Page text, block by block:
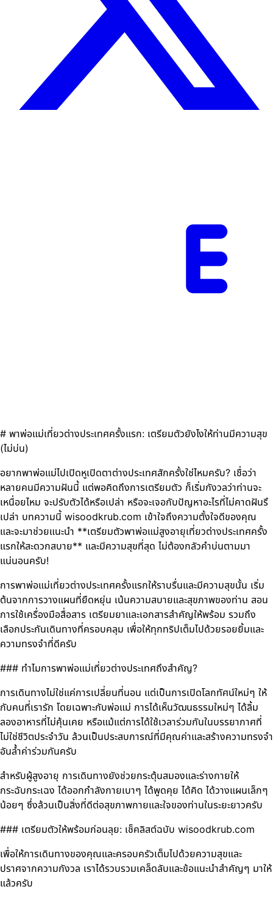
# พาพ่อแม่เที่ยวต่างประเทศครั้งแรก: เตรียมตัวยังไงให้ท่านมีความสุข
(ไม่บ่น)
อยากพาพ่อแม่ไปเปิดหูเปิดตาต่างประเทศสักครั้งใช่ไหมครับ? เชื่อว่า
หลายคนมีความฝันนี้ แต่พอคิดถึงการเตรียมตัว ก็เริ่มกังวลว่าท่านจะ
เหนื่อยไหม จะปรับตัวได้หรือเปล่า หรือจะเจอกับปัญหาอะไรที่ไม่คาดฝันรึ
เปล่า บทความนี้ wisoodkrub.com เข้าใจถึงความตั้งใจดีของคุณ
และจะมาช่วยแนะนำ **เตรียมตัวพาพ่อแม่สูงอายุเที่ยวต่างประเทศครั้ง
แรกให้สะดวกสบาย** และมีความสุขที่สุด ไม่ต้องกลัวคำบ่นตามมา
แน่นอนครับ!
การพาพ่อแม่เที่ยวต่างประเทศครั้งแรกให้ราบรื่นและมีความสุขนั้น เริ่ม
ต้นจากการวางแผนที่ยืดหยุ่น เน้นความสบายและสุขภาพของท่าน สอน
การใช้เครื่องมือสื่อสาร เตรียมยาและเอกสารสำคัญให้พร้อม รวมถึง
เลือกประกันเดินทางที่ครอบคลุม เพื่อให้ทุกทริปเต็มไปด้วยรอยยิ้มและ
ความทรงจำที่ดีครับ
### ทำไมการพาพ่อแม่เที่ยวต่างประเทศถึงสำคัญ?
การเดินทางไม่ใช่แค่การเปลี่ยนที่นอน แต่เป็นการเปิดโลกทัศน์ใหม่ๆ ให้
กับคนที่เรารัก โดยเฉพาะกับพ่อแม่ การได้เห็นวัฒนธรรมใหม่ๆ ได้ลิ้ม
ลองอาหารที่ไม่คุ้นเคย หรือแม้แต่การได้ใช้เวลาร่วมกันในบรรยากาศที่
ไม่ใช่ชีวิตประจำวัน ล้วนเป็นประสบการณ์ที่มีคุณค่าและสร้างความทรงจำ
อันล้ำค่าร่วมกันครับ
สำหรับผู้สูงอายุ การเดินทางยังช่วยกระตุ้นสมองและร่างกายให้
กระฉับกระเฉง ได้ออกกำลังกายเบาๆ ได้พูดคุย ได้คิด ได้วางแผนเล็กๆ
น้อยๆ ซึ่งล้วนเป็นสิ่งที่ดีต่อสุขภาพกายและใจของท่านในระยะยาวครับ
### เตรียมตัวให้พร้อมก่อนลุย: เช็คลิสต์ฉบับ wisoodkrub.com
เพื่อให้การเดินทางของคุณและครอบครัวเต็มไปด้วยความสุขและ
ปราศจากความกังวล เราได้รวบรวมเคล็ดลับและข้อแนะนำสำคัญๆ มาให้
แล้วครับ